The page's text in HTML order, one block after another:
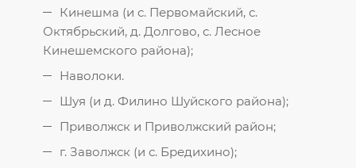
Кинешма (и с. Первомайский, с.
Октябрьский, д. Долгово, с. Лесное
Кинешемского района);
Наволоки.
Шуя (и д. Филино Шуйского района);
Приволжск и Приволжский район;
г. Заволжск (и с. Бредихино);